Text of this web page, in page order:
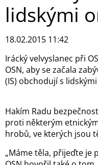
lidskými
18.02.2015 11:42
Irácký velvyslanec při
OSN, aby se začala
(IS) obchodují s
Hakím Radu
proti některým
hrobů, ve kterých jsou
„Máme těla, přijeďte je